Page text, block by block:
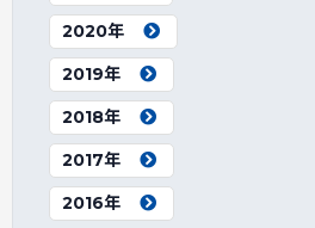
2020年
2019年
2018年
2017年
2016年